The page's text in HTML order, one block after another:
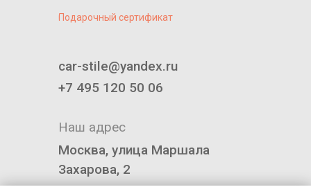
car-stile@yandex.ru
+7 495 120 50 06
Наш адрес
Москва, улица Маршала
Захарова, 2
Подарочный сертификат